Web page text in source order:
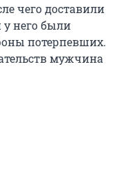
чего доставили
у него были
потерпевших.
мужчина